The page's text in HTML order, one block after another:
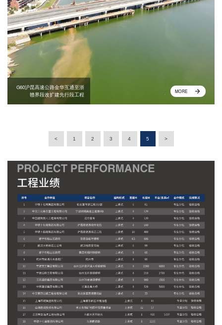
G60沪昆高速公路金华互通至浙
赣界段改扩建先行段工程
MORE
< 1 2 3 4 5 >